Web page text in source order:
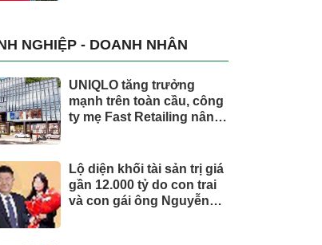
NGHIỆP - DOANH NHÂN
UNIQLO tăng trưởng
mạnh trên toàn cầu, công
ty mẹ Fast Retailing nâng
Lộ diện khối tài sản trị giá
gần 12.000 tỷ do con trai
và con gái ông Nguyễn